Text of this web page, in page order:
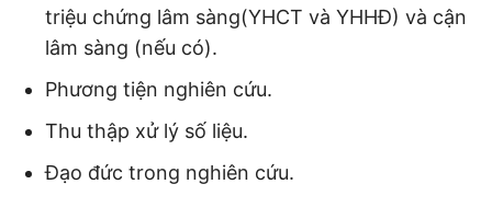
triệu chứng lâm sàng(YHCT và YHHĐ) và cận
lâm sàng (nếu có).
Phương tiện nghiên cứu.
Thu thập xử lý số liệu.
Đạo đức trong nghiên cứu.